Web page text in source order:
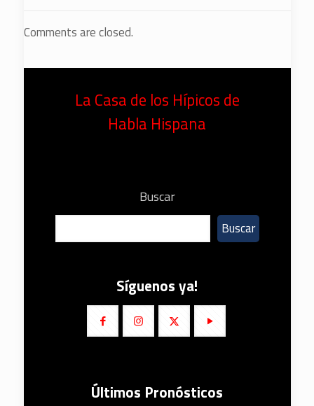
Comments are closed.
La Casa de los Hípicos de
Habla Hispana
Buscar
Buscar
Síguenos ya!
Últimos Pronósticos